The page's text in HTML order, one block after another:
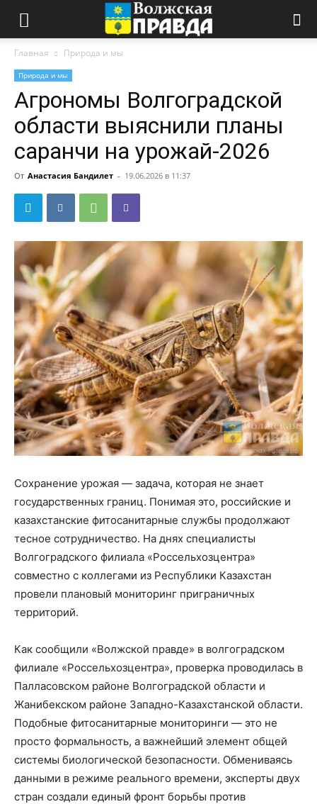
Главная Природа и мы
Природа и мы
Агрономы Волгоградской
области выяснили планы
саранчи на урожай-2026
От Анастасия Бандилет - 19.06.2026 в 11:37
Сохранение урожая — задача, которая не знает
государственных границ. Понимая это, российские и
казахстанские фитосанитарные службы продолжают
тесное сотрудничество. На днях специалисты
Волгоградского филиала «Россельхозцентра»
совместно с коллегами из Республики Казахстан
провели плановый мониторинг приграничных
территорий.
Как сообщили «Волжской правде» в волгоградском
филиале «Россельхозцентра», проверка проводилась в
Палласовском районе Волгоградской области и
Жанибекском районе Западно-Казахстанской области.
Подобные фитосанитарные мониторинги — это не
просто формальность, а важнейший элемент общей
системы биологической безопасности. Обмениваясь
данными в режиме реального времени, эксперты двух
стран создали единый фронт борьбы против